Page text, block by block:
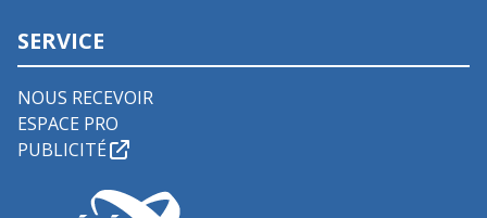
SERVICE
NOUS RECEVOIR
ESPACE PRO
PUBLICITÉ